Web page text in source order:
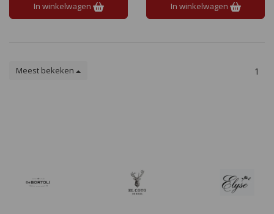
In winkelwagen In winkelwagen
Meest bekeken 1